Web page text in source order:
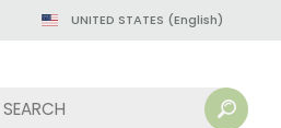
UNITED STATES (English)